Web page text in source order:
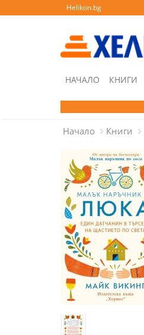
Helikon.bg
НАЧАЛО КНИГИ
Начало Книги